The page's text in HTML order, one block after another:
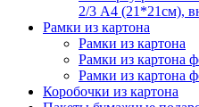
2/3 А4 (21*21см),
Рамки из картона
Рамки из картона
Рамки из картона
Рамки из картона
Коробочки из картона